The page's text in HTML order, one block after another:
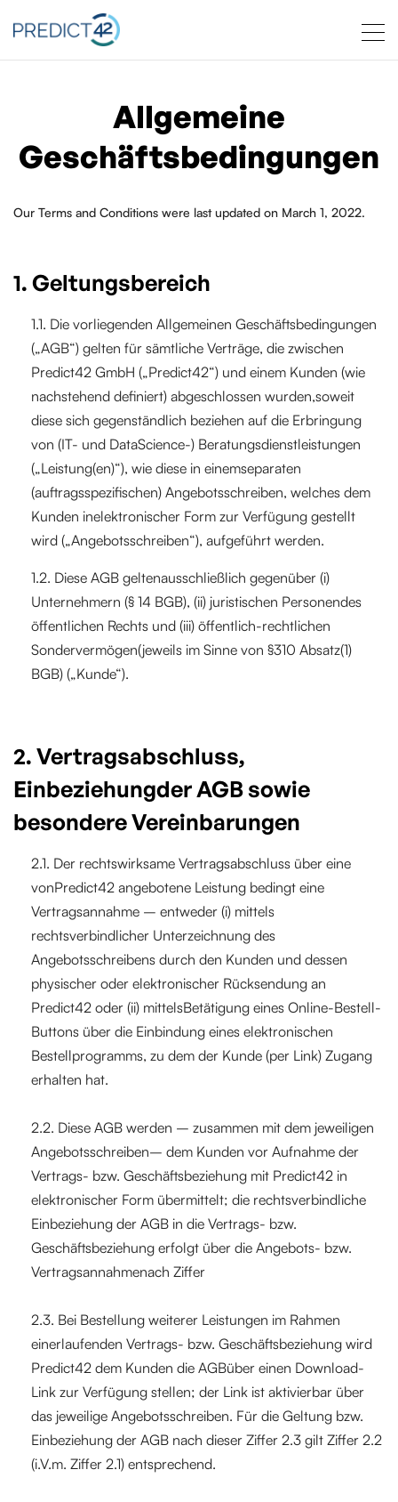
Allgemeine
Geschäftsbedingungen
Our Terms and Conditions were last updated on March 1, 2022.
1. Geltungsbereich
1.1. Die vorliegenden Allgemeinen Geschäftsbedingungen
(„AGB“) gelten für sämtliche Verträge, die zwischen
Predict42 GmbH („Predict42“) und einem Kunden (wie
nachstehend definiert) abgeschlossen wurden,soweit
diese sich gegenständlich beziehen auf die Erbringung
von (IT- und DataScience-) Beratungsdienstleistungen
(„Leistung(en)“), wie diese in einemseparaten
(auftragsspezifischen) Angebotsschreiben, welches dem
Kunden inelektronischer Form zur Verfügung gestellt
wird („Angebotsschreiben“), aufgeführt werden.
1.2. Diese AGB geltenausschließlich gegenüber (i)
Unternehmern (§ 14 BGB), (ii) juristischen Personendes
öffentlichen Rechts und (iii) öffentlich-rechtlichen
Sondervermögen(jeweils im Sinne von §310 Absatz(1)
BGB) („Kunde“).
2. Vertragsabschluss,
Einbeziehungder AGB sowie
besondere Vereinbarungen
2.1. Der rechtswirksame Vertragsabschluss über eine
vonPredict42 angebotene Leistung bedingt eine
Vertragsannahme – entweder (i) mittels
rechtsverbindlicher Unterzeichnung des
Angebotsschreibens durch den Kunden und dessen
physischer oder elektronischer Rücksendung an
Predict42 oder (ii) mittelsBetätigung eines Online-Bestell-
Buttons über die Einbindung eines elektronischen
Bestellprogramms, zu dem der Kunde (per Link) Zugang
erhalten hat.
2.2. Diese AGB werden – zusammen mit dem jeweiligen
Angebotsschreiben– dem Kunden vor Aufnahme der
Vertrags- bzw. Geschäftsbeziehung mit Predict42 in
elektronischer Form übermittelt; die rechtsverbindliche
Einbeziehung der AGB in die Vertrags- bzw.
Geschäftsbeziehung erfolgt über die Angebots- bzw.
Vertragsannahmenach Ziffer
2.3. Bei Bestellung weiterer Leistungen im Rahmen
einerlaufenden Vertrags- bzw. Geschäftsbeziehung wird
Predict42 dem Kunden die AGBüber einen Download-
Link zur Verfügung stellen; der Link ist aktivierbar über
das jeweilige Angebotsschreiben. Für die Geltung bzw.
Einbeziehung der AGB nach dieser Ziffer 2.3 gilt Ziffer 2.2
(i.V.m. Ziffer 2.1) entsprechend.